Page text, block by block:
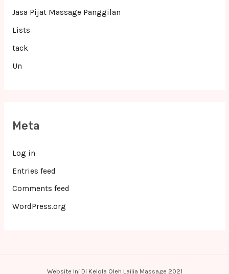
Jasa Pijat Massage Panggilan
Lists
tack
Un
Meta
Log in
Entries feed
Comments feed
WordPress.org
Website Ini Di Kelola Oleh Lailia Massage 2021